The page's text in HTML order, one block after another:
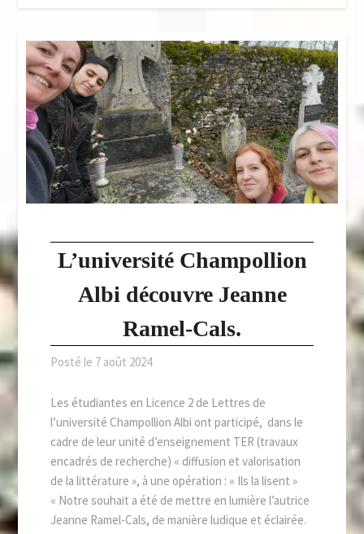
L’université Champollion
Albi découvre Jeanne
Ramel-Cals.
Posté le 7 août 2024
Les étudiantes en Licence 2 de Lettres de
l’université Champollion Albi ont participé, dans le
cadre de leur unité d’enseignement TER (travaux
encadrés de recherche) « diffusion et valorisation
de la littérature », à une opération : « Ils la lisent »
« Notre souhait a été de mettre en lumière l’autrice
Jeanne Ramel-Cals, de manière ludique et éclairée.